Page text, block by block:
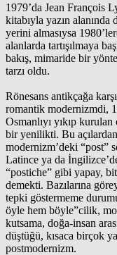
1979’da Jean François
kitabıyla yazın alanında
yerini almasıysa
alanlarda tartışılmaya
bakış, mimaride bir
tarzı oldu.
Rönesans antikçağa
romantik modernizmdi,
Osmanlıyı yıkıp
bir yenilikti. Bu
modernizm’deki “post”
Latince ya da
“postiche” gibi yapay,
demekti. Bazılarına
tepki göstermeme
öyle hem böyle”cilik,
kutsama, doğa-insan
düştüğü, kısaca birçok
postmodernizm.